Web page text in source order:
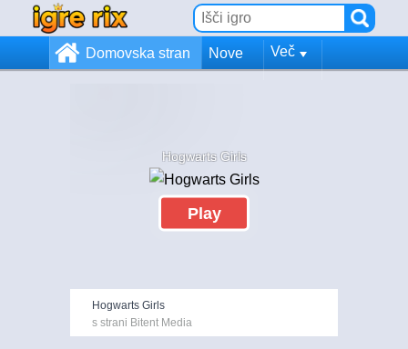
Domovska stran Nove Več
Hogwarts Girls
Play
Hogwarts Girls
s strani Bitent Media